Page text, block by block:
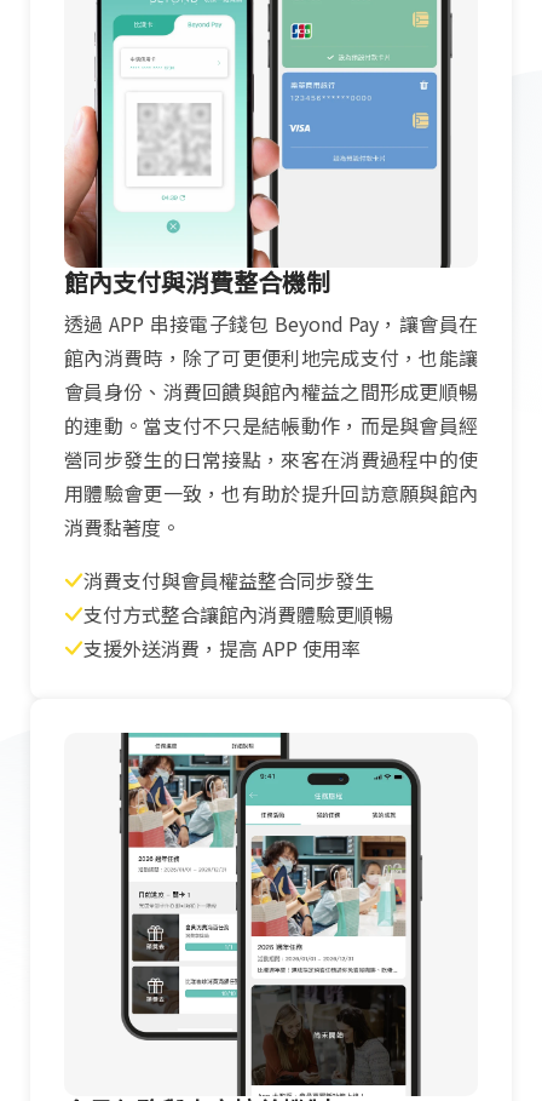
館內支付與消費整合機制
透過 APP 串接電子錢包 Beyond Pay，讓會員在
館內消費時，除了可更便利地完成支付，也能讓
會員身份、消費回饋與館內權益之間形成更順暢
的連動。當支付不只是結帳動作，而是與會員經
營同步發生的日常接點，來客在消費過程中的使
用體驗會更一致，也有助於提升回訪意願與館內
消費黏著度。
消費支付與會員權益整合同步發生
支付方式整合讓館內消費體驗更順暢
支援外送消費，提高 APP 使用率